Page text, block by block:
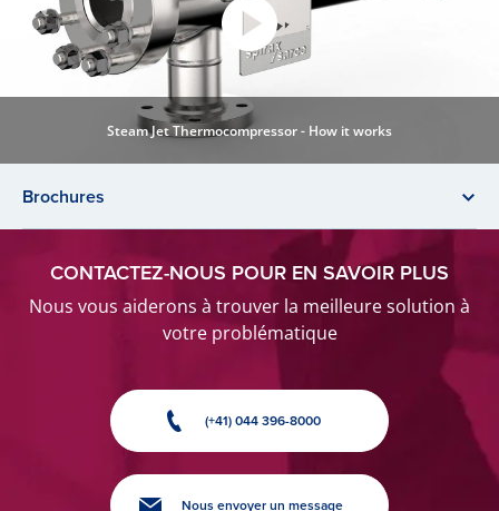
Steam Jet Thermocompressor - How it works
Brochures
CONTACTEZ-NOUS POUR EN SAVOIR PLUS
Nous vous aiderons à trouver la meilleure solution à
votre problématique
(+41) 044 396-8000
Nous envoyer un message